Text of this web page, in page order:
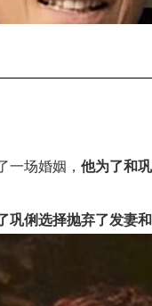
一场婚姻， 他为了和
巩俐选择抛弃了发妻